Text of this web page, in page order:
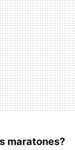
maratones?